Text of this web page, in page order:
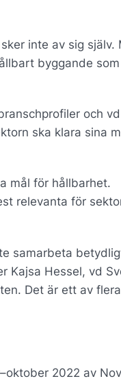
inte av sig själv.
byggande
och
ska klara sina
mål för hållbarhet.
relevanta för
samarbeta
Kajsa Hessel, vd
Det är ett av
2022 av